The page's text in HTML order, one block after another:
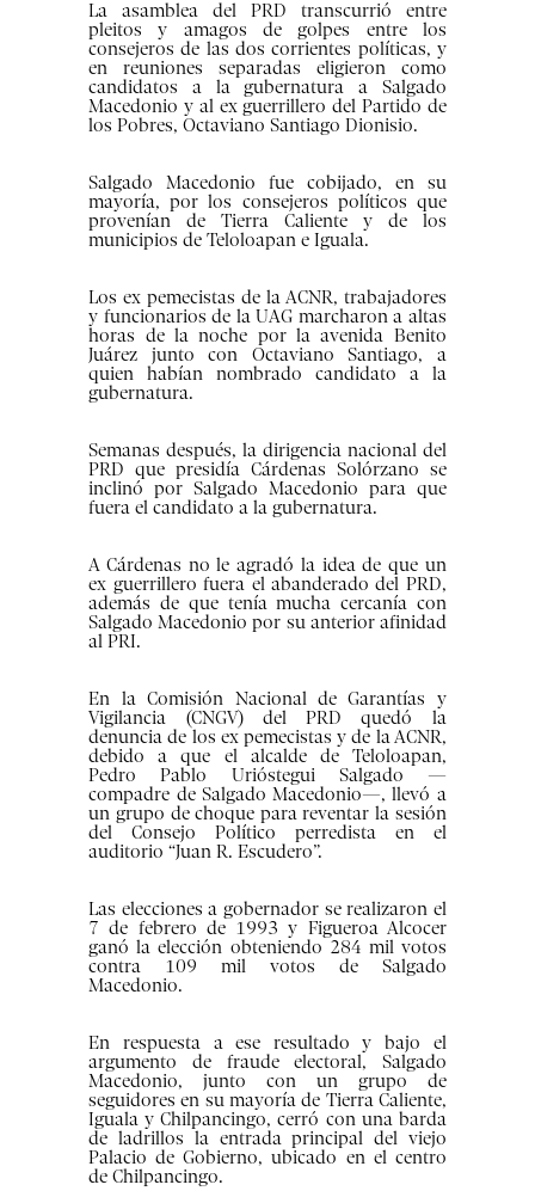
La asamblea del PRD transcurrió entre
pleitos y amagos de golpes entre los
consejeros de las dos corrientes políticas, y
en reuniones separadas eligieron como
candidatos a la gubernatura a Salgado
Macedonio y al ex guerrillero del Partido de
los Pobres, Octaviano Santiago Dionisio.
Salgado Macedonio fue cobijado, en su
mayoría, por los consejeros políticos que
provenían de Tierra Caliente y de los
municipios de Teloloapan e Iguala.
Los ex pemecistas de la ACNR, trabajadores
y funcionarios de la UAG marcharon a altas
horas de la noche por la avenida Benito
Juárez junto con Octaviano Santiago, a
quien habían nombrado candidato a la
gubernatura.
Semanas después, la dirigencia nacional del
PRD que presidía Cárdenas Solórzano se
inclinó por Salgado Macedonio para que
fuera el candidato a la gubernatura.
A Cárdenas no le agradó la idea de que un
ex guerrillero fuera el abanderado del PRD,
además de que tenía mucha cercanía con
Salgado Macedonio por su anterior afinidad
al PRI.
En la Comisión Nacional de Garantías y
Vigilancia (CNGV) del PRD quedó la
denuncia de los ex pemecistas y de la ACNR,
debido a que el alcalde de Teloloapan,
Pedro Pablo Urióstegui Salgado —
compadre de Salgado Macedonio—, llevó a
un grupo de choque para reventar la sesión
del Consejo Político perredista en el
auditorio “Juan R. Escudero”.
Las elecciones a gobernador se realizaron el
7 de febrero de 1993 y Figueroa Alcocer
ganó la elección obteniendo 284 mil votos
contra 109 mil votos de Salgado
Macedonio.
En respuesta a ese resultado y bajo el
argumento de fraude electoral, Salgado
Macedonio, junto con un grupo de
seguidores en su mayoría de Tierra Caliente,
Iguala y Chilpancingo, cerró con una barda
de ladrillos la entrada principal del viejo
Palacio de Gobierno, ubicado en el centro
de Chilpancingo.